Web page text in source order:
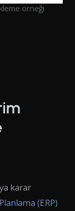
örneği
karar
(ERP)